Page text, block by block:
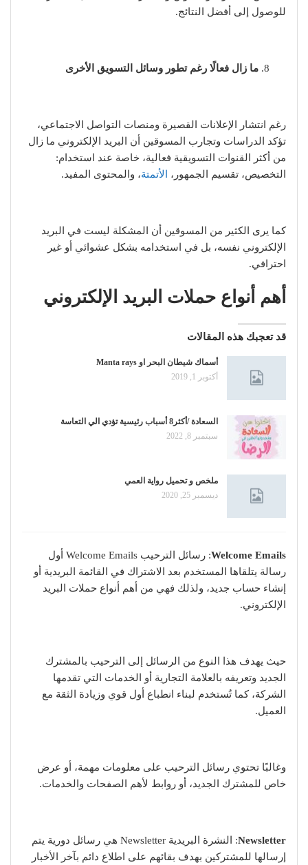
للوصول إلى أفضل النتائج.
ما زال فعالًا رغم تطور وسائل التسويق الأخرى
رغم انتشار الإعلانات القصيرة ومنصات التواصل الاجتماعي،
تؤكد الدراسات وتجارب المسوقين أن البريد الإلكتروني ما زال
من أكثر القنوات التسويقية فعالية، خاصة عند استخدام:
التخصيص، تقسيم الجمهور، الأتمتة، والمحتوى المفيد.
كما يرى الكثير من المسوقين أن المشكلة ليست في البريد
الإلكتروني نفسه، بل في استخدامه بشكل عشوائي أو غير
احترافي.
أهم أنواع حملات البريد الإلكتروني
قد تعجبك هذه المقالات
أسماك شيطان البحر او Manta rays
أكتوبر 1, 2019
السعادة /أكثر8 أسباب رئيسية تؤدي الي التعاسة
سبتمبر 8, 2022
ملخص و تحميل رواية العمي
ديسمبر 25, 2020
Welcome Emails
: رسائل الترحيب Welcome Emails أول
رسالة يتلقاها المستخدم بعد الاشتراك في القائمة البريدية أو
إنشاء حساب جديد، ولذلك فهي من أهم أنواع حملات البريد
الإلكتروني.
حيث يهدف هذا النوع من الرسائل إلى الترحيب بالمشترك
الجديد وتعريفه بالعلامة التجارية أو الخدمات التي تقدمها
الشركة، كما تُستخدم لبناء انطباع أول قوي وزيادة الثقة مع
العميل.
وغالبًا تحتوي رسائل الترحيب على معلومات مهمة، أو عرض
خاص للمشترك الجديد، أو روابط لأهم الصفحات والخدمات.
Newsletter
: النشرة البريدية Newsletter هي رسائل دورية يتم
إرسالها للمشتركين بهدف بقائهم على اطلاع دائم بآخر الأخبار